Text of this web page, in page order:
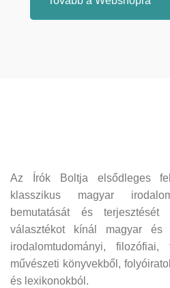
Az Írók Boltja elsődleges
klasszikus magyar
bemutatását és
választékot kínál magyar és
irodalomtudományi, filozófiai,
művészeti könyvekből,
és lexikonokból.